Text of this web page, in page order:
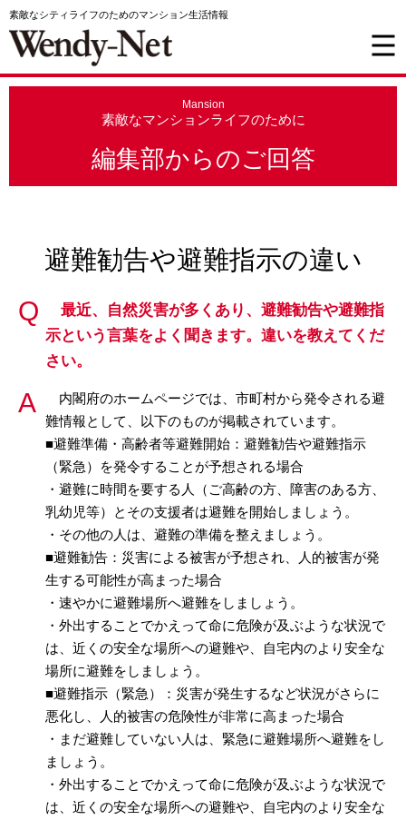
素敵なシティライフのためのマンション生活情報
Mansion
素敵なマンションライフのために
編集部からのご回答
避難勧告や避難指示の違い
最近、自然災害が多くあり、避難勧告や避難指
示という言葉をよく聞きます。違いを教えてくだ
さい。
内閣府のホームページでは、市町村から発令される避
難情報として、以下のものが掲載されています。
■避難準備・高齢者等避難開始：避難勧告や避難指示
（緊急）を発令することが予想される場合
・避難に時間を要する人（ご高齢の方、障害のある方、
乳幼児等）とその支援者は避難を開始しましょう。
・その他の人は、避難の準備を整えましょう。
■避難勧告：災害による被害が予想され、人的被害が発
生する可能性が高まった場合
・速やかに避難場所へ避難をしましょう。
・外出することでかえって命に危険が及ぶような状況で
は、近くの安全な場所への避難や、自宅内のより安全な
場所に避難をしましょう。
■避難指示（緊急）：災害が発生するなど状況がさらに
悪化し、人的被害の危険性が非常に高まった場合
・まだ避難していない人は、緊急に避難場所へ避難をし
ましょう。
・外出することでかえって命に危険が及ぶような状況で
は、近くの安全な場所への避難や、自宅内のより安全な